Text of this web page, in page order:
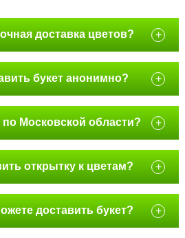
доставка цветов? +
букет анонимно? +
по Московской области? +
открытку к цветам? +
доставить букет? +